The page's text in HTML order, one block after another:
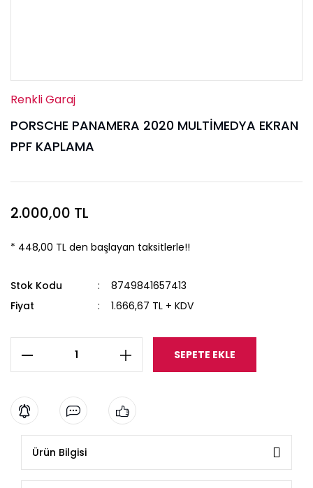
Renkli Garaj
PORSCHE PANAMERA 2020 MULTİMEDYA EKRAN
PPF KAPLAMA
2.000,00 TL
* 448,00 TL den başlayan taksitlerle!!
Stok Kodu
8749841657413
Fiyat
1.666,67 TL + KDV
SEPETE EKLE
Ürün Bilgisi